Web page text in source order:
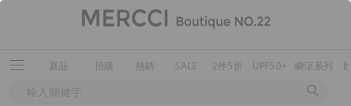
新品 預購 熱銷 SALE 2件5折 UPF50+ 瞬涼系列